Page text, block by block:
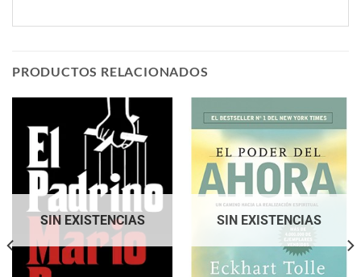
PRODUCTOS RELACIONADOS
SIN EXISTENCIAS SIN EXISTENCIAS